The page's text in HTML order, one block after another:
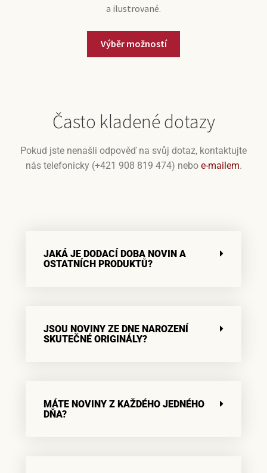
a ilustrované.
Výběr možností
Často kladené dotazy
Pokud jste nenašli odpověď na svůj dotaz, kontaktujte
nás telefonicky (+421 908 819 474) nebo e-mailem.
JAKÁ JE DODACÍ DOBA NOVIN A
OSTATNÍCH PRODUKTŮ?
JSOU NOVINY ZE DNE NAROZENÍ
SKUTEČNÉ ORIGINÁLY?
MÁTE NOVINY Z KAŽDÉHO JEDNÉHO
DŇA?